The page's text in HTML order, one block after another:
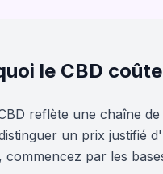
le CBD
reflète une chaîne
un prix justifié
, commencez par les